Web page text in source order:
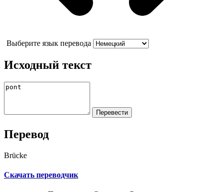
Выберите язык перевода
Исходный текст
Перевод
Brücke
Скачать переводчик